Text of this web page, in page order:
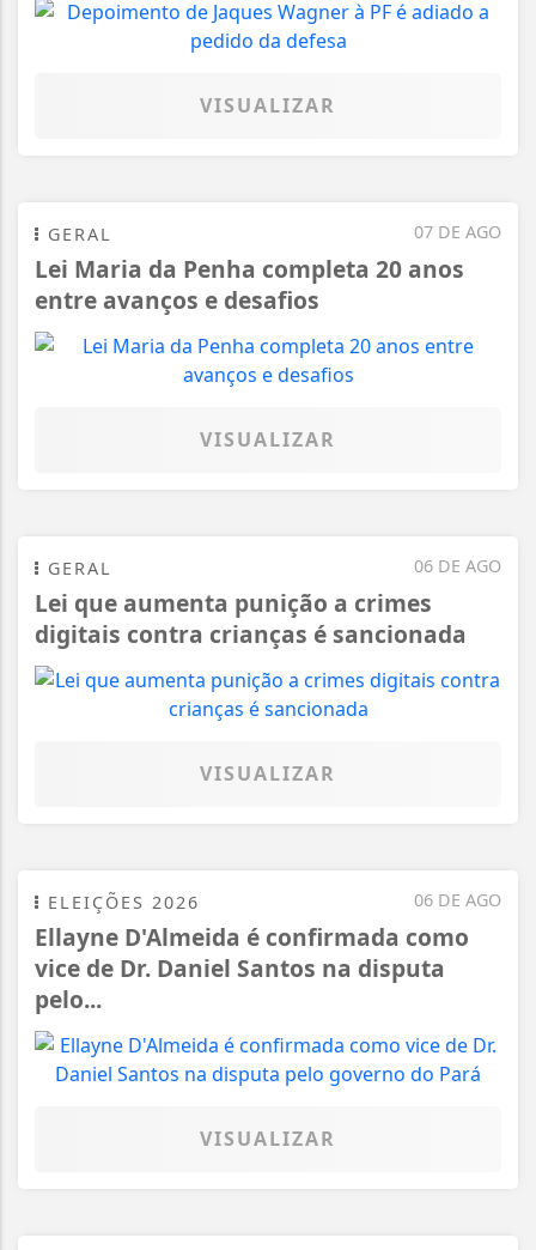
VISUALIZAR
07 DE AGO
GERAL
Lei Maria da Penha completa 20 anos
entre avanços e desafios
VISUALIZAR
06 DE AGO
GERAL
Lei que aumenta punição a crimes
digitais contra crianças é sancionada
VISUALIZAR
06 DE AGO
ELEIÇÕES 2026
Ellayne D'Almeida é confirmada como
vice de Dr. Daniel Santos na disputa
pelo...
VISUALIZAR